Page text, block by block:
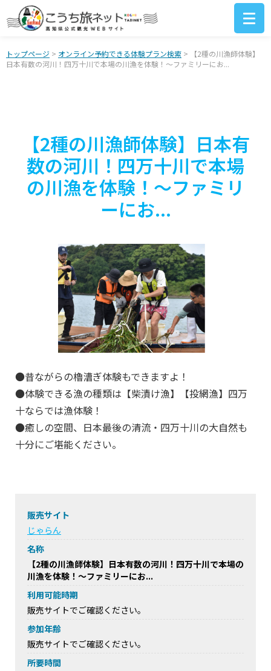
トップページ > オンライン予約できる体験プラン検索 > 【2種の川漁師体験】
日本有数の河川！四万十川で本場の川漁を体験！～ファミリーにお...
【2種の川漁師体験】日本有
数の河川！四万十川で本場
の川漁を体験！～ファミリ
ーにお...
●昔ながらの櫓漕ぎ体験もできますよ！
●体験できる漁の種類は【柴漬け漁】【投網漁】四万
十ならでは漁体験！
●癒しの空間、日本最後の清流・四万十川の大自然も
十分にご堪能ください。
販売サイト
じゃらん
名称
【2種の川漁師体験】日本有数の河川！四万十川で本場の
川漁を体験！～ファミリーにお...
利用可能時期
販売サイトでご確認ください。
参加年齢
販売サイトでご確認ください。
所要時間